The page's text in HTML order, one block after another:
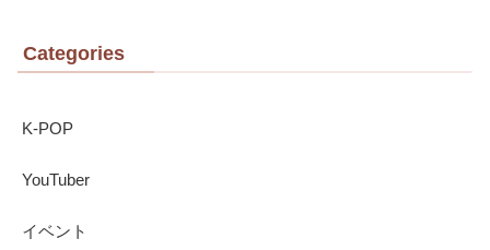
Categories
K-POP
YouTuber
イベント